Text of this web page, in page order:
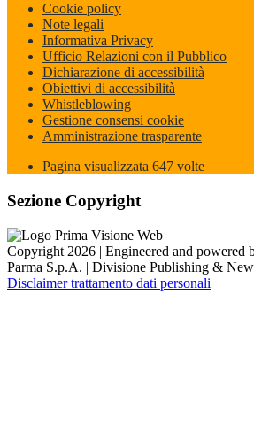
Cookie policy
Note legali
Informativa Privacy
Ufficio Relazioni con il Pubblico
Dichiarazione di accessibilità
Obiettivi di accessibilità
Whistleblowing
Gestione consensi cookie
Amministrazione trasparente
Pagina visualizzata 647 volte
Sezione Copyright
Copyright 2026 | Engineered and powered
Parma S.p.A. | Divisione Publishing &
Disclaimer trattamento dati personali